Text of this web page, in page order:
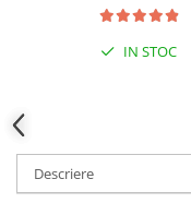
IN STOC
Descriere